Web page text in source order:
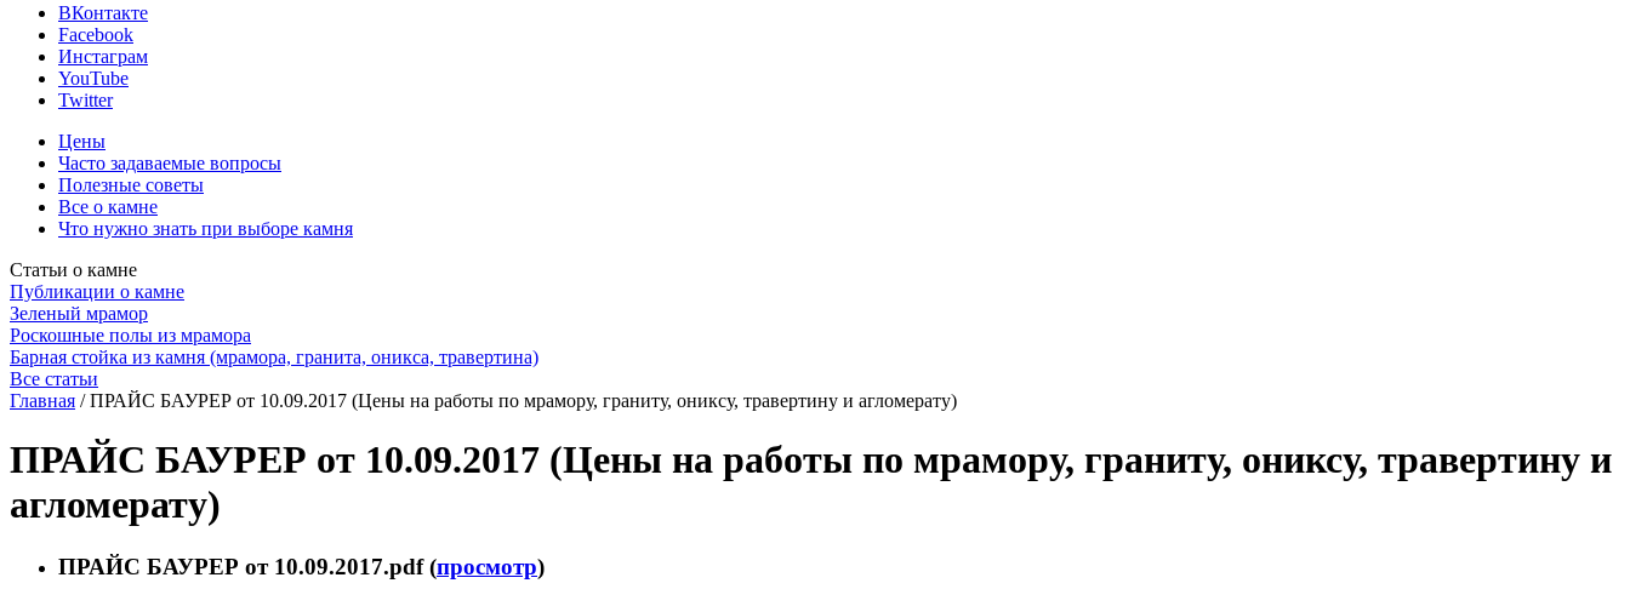
ВКонтакте
Facebook
Инстаграм
YouTube
Twitter
Цены
Часто задаваемые вопросы
Полезные советы
Все о камне
Что нужно знать при выборе камня
Статьи о камне
Публикации о камне
Зеленый мрамор
Роскошные полы из мрамора
Барная стойка из камня (мрамора, гранита, оникса, травертина)
Все статьи
Главная / ПРАЙС БАУРЕР от 10.09.2017 (Цены на работы по мрамору, граниту, ониксу, травертину и агломерату)
ПРАЙС БАУРЕР от 10.09.2017 (Цены на работы по мрамору, граниту, ониксу, травертину и
агломерату)
ПРАЙС БАУРЕР от 10.09.2017.pdf (просмотр)